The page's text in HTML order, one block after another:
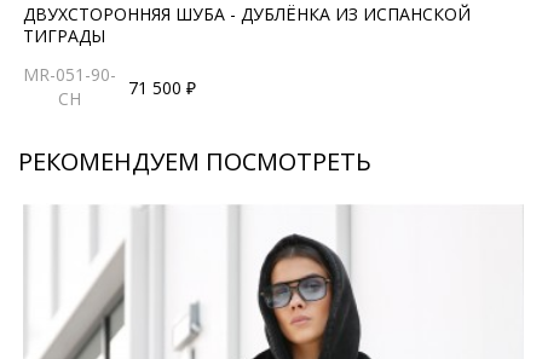
ДВУХСТОРОННЯЯ ШУБА - ДУБЛЁНКА ИЗ ИСПАНСКОЙ
ТИГРАДЫ
MR-051-90-
CH
71 500 ₽
РЕКОМЕНДУЕМ ПОСМОТРЕТЬ